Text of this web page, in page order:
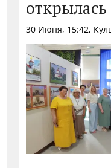
30 Июня, 15:42,